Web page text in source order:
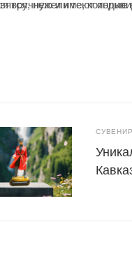
нежели те, которые
вручную и имеют